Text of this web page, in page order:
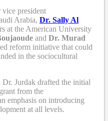
vice president
Arabia, Dr. Sally Al
at the American University
and Dr. Murad
reform initiative that could
in the sociocultural
Dr. Jurdak drafted the initial
from the
emphasis on introducing
at all levels.